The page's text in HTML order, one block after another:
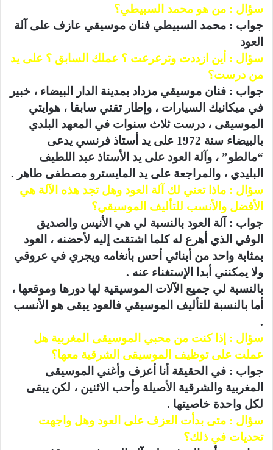
سؤال : من هو محمد السبيطي؟
جواب : محمد السبيطي فنان موسيقي عازف على آلة
العود
سؤال : أين ازددت وترعرعت ؟ عملك السابق ؟ على يد
من درست؟
جواب : فنان موسيقي مزداد بمدينة الدار البيضاء ، خبير
في ميكانيك السيارات ، وإطار تقني سابقا ، هوايتي
الموسيقى ، درست ثلاث سنوات في المعهد البلدي
بالبيضاء سنة 1972 على يد أستاذ فرنسي يدعى
“مالطو” ، وآلة العود على يد الأستاذ عبد اللطيف
البليدي ، والمراجعة على يد المايسترو مصطفى طاهر .
سؤال : ماذا تعني لك آلة العود وهل تجد هذه الآلة هي
الأفضل والأنسب للتأليف الموسيقي؟
جواب : آلة العود بالنسبة لي هي الأنيس والصديق
الوفي الذي أهرع له كلما اشتقت إليه لأحضنه ، العود
بمثابة واحد من أبنائي أحس بأنغامه ويجري في عروقي
ولا يمكنني أبدا الإستغناء عنه .
بالنسبة لي جميع الآلات الموسيقية لها دورها وموقعها ،
أما بالنسبة للتأليف الموسيقي فالعود يبقى هو الأنسب
.
سؤال : إذا كنت من محبي الموسيقى المغربية هل
عملت على توظيف الموسيقى الشرقية معها؟
جواب : في الحقيقة أنا أعزف وأغني الموسيقى
المغربية والشرقية الأصيلة وأحب الاثنين ، لكن يبقى
لكل واحدة خاصيتها .
سؤال : متى بدأت العزف على العود وهل واجهت
تحديات في ذلك؟